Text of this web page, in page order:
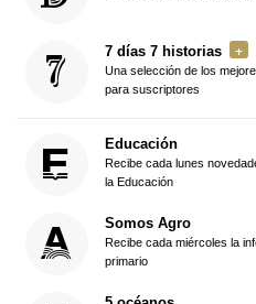
7 días 7 historias
Una selección de los
para suscriptores
Educación
Recibe cada lunes
la Educación
Somos Agro
Recibe cada miércoles la
primario